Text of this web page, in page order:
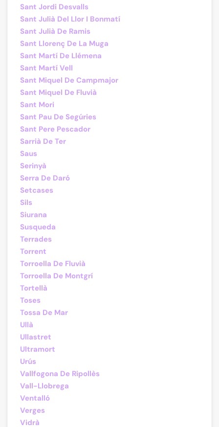
Sant Jordi Desvalls
Sant Julià Del Llor I Bonmatí
Sant Julià De Ramis
Sant Llorenç De La Muga
Sant Martí De Llémena
Sant Martí Vell
Sant Miquel De Campmajor
Sant Miquel De Fluvià
Sant Mori
Sant Pau De Segúries
Sant Pere Pescador
Sarrià De Ter
Saus
Serinyà
Serra De Daró
Setcases
Sils
Siurana
Susqueda
Terrades
Torrent
Torroella De Fluvià
Torroella De Montgrí
Tortellà
Toses
Tossa De Mar
Ullà
Ullastret
Ultramort
Urús
Vallfogona De Ripollès
Vall-Llobrega
Ventalló
Verges
Vidrà